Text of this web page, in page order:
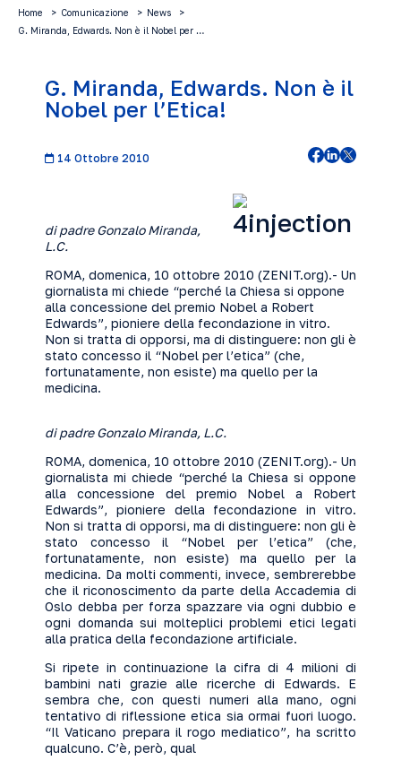
Home Comunicazione
News
G. Miranda, Edwards. Non è il Nobel per …
G. Miranda, Edwards. Non è il
Nobel per l’Etica!
14 Ottobre 2010
di padre Gonzalo Miranda,
L.C.
ROMA, domenica, 10 ottobre 2010 (ZENIT.org).- Un
giornalista mi chiede “perché la Chiesa si oppone
alla concessione del premio Nobel a Robert
Edwards”, pioniere della fecondazione in vitro.
Non si tratta di opporsi, ma di distinguere: non gli è
stato concesso il “Nobel per l’etica” (che,
fortunatamente, non esiste) ma quello per la
medicina.
di padre Gonzalo Miranda, L.C.
ROMA, domenica, 10 ottobre 2010 (ZENIT.org).- Un
giornalista mi chiede “perché la Chiesa si oppone
alla concessione del premio Nobel a Robert
Edwards”, pioniere della fecondazione in vitro.
Non si tratta di opporsi, ma di distinguere: non gli è
stato concesso il “Nobel per l’etica” (che,
fortunatamente, non esiste) ma quello per la
medicina. Da molti commenti, invece, sembrerebbe
che il riconoscimento da parte della Accademia di
Oslo debba per forza spazzare via ogni dubbio e
ogni domanda sui molteplici problemi etici legati
alla pratica della fecondazione artificiale.
Si ripete in continuazione la cifra di 4 milioni di
bambini nati grazie alle ricerche di Edwards. E
sembra che, con questi numeri alla mano, ogni
tentativo di riflessione etica sia ormai fuori luogo.
“Il Vaticano prepara il rogo mediatico”, ha scritto
qualcuno. C’è, però, qual